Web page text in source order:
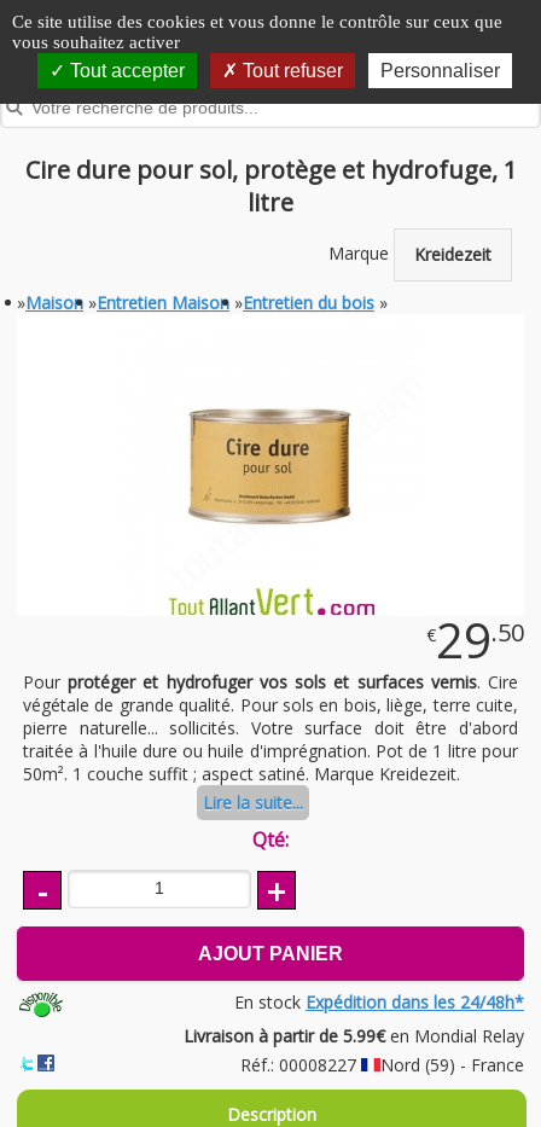
Panneau de gestion des cookies
Ce site utilise des cookies et vous donne le contrôle sur ceux que
vous souhaitez activer
Tout accepter Tout refuser Personnaliser
Cire dure pour sol, protège et hydrofuge, 1
litre
Marque Kreidezeit
»Maison »Entretien Maison »Entretien du bois »
€29.50
Pourprotéger et hydrofuger vos sols et surfaces vernis. Cire
végétale de grande qualité. Pour sols en bois, liège, terre cuite,
pierre naturelle... sollicités. Votre surface doit être d'abord
traitée à l'huile dure ou huile d'imprégnation. Pot de 1 litre pour
50m². 1 couche suffit ; aspect satiné. Marque Kreidezeit.
Lire la suite...
Qté:
- +
AJOUT PANIER
En stock Expédition dans les 24/48h*
Livraison à partir de 5.99€en Mondial Relay
Réf.: 00008227
Nord (59) - France
Description